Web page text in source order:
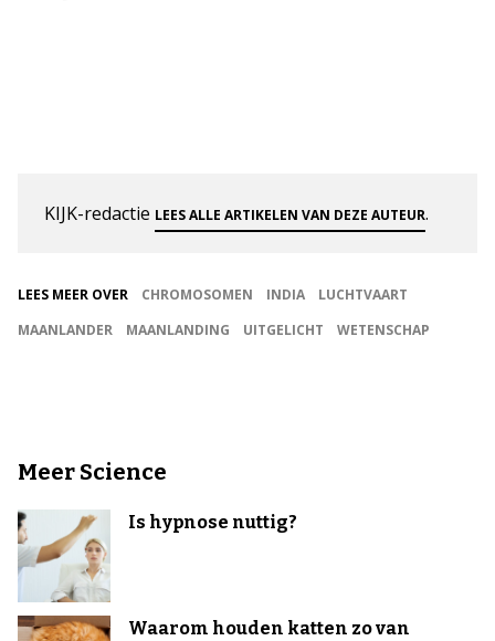
KIJK-redactie LEES ALLE ARTIKELEN VAN DEZE AUTEUR.
LEES MEER OVER CHROMOSOMEN INDIA
LUCHTVAART
MAANLANDER
MAANLANDING UITGELICHT WETENSCHAP
Meer Science
Is hypnose nuttig?
Waarom houden katten zo van